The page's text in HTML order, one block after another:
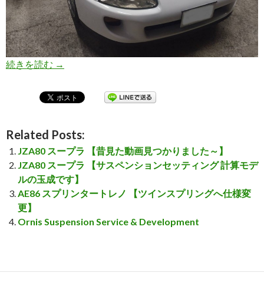
続きを読む JZA80 スープラ 【ツインスプリングへ仕様変更】
→
Related Posts:
JZA80 スープラ 【昔見た動画見つかりました～】
JZA80 スープラ 【サスペンションセッティング 計算モデ
ルの玉成です】
AE86 スプリンタートレノ 【ツインスプリングへ仕様変
更】
Ornis Suspension Service & Development